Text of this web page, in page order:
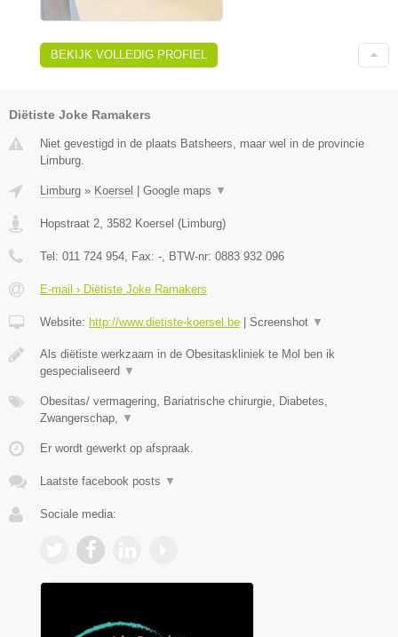
BEKIJK VOLLEDIG PROFIEL
Diëtiste Joke Ramakers
Niet gevestigd in de plaats Batsheers, maar wel in de provincie
Limburg.
Limburg » Koersel | Google maps ▼
Hopstraat 2 3582 Koersel (Limburg)
Tel: 011 724 954 , Fax: - , BTW-nr: 0883 932 096
E-mail › Diëtiste Joke Ramakers
Website: http://www.dietiste-koersel.be | Screenshot ▼
Als diëtiste werkzaam in de Obesitaskliniek te Mol ben ik
gespecialiseerd ▼
Obesitas/ vermagering, Bariatrische chirurgie, Diabetes,
Zwangerschap,
▼
Er wordt gewerkt op afspraak.
Laatste facebook posts ▼
Sociale media: